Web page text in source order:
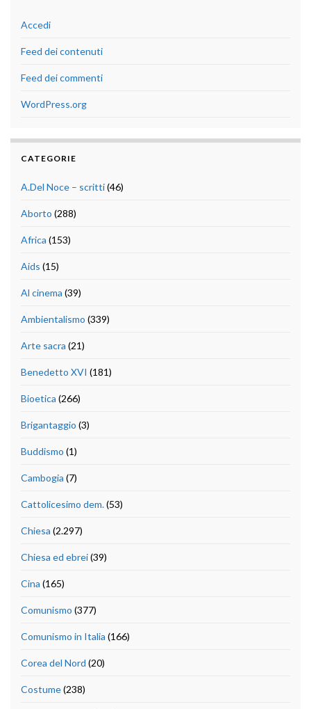
Accedi
Feed dei contenuti
Feed dei commenti
WordPress.org
CATEGORIE
A.Del Noce – scritti(46)
Aborto (288)
Africa (153)
Aids (15)
Al cinema (39)
Ambientalismo (339)
Arte sacra (21)
Benedetto XVI (181)
Bioetica (266)
Brigantaggio (3)
Buddismo (1)
Cambogia (7)
Cattolicesimo dem.(53)
Chiesa (2.297)
Chiesa ed ebrei(39)
Cina (165)
Comunismo (377)
Comunismo in Italia (166)
Corea del Nord (20)
Costume(238)